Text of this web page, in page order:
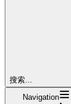
搜索...
Navigation